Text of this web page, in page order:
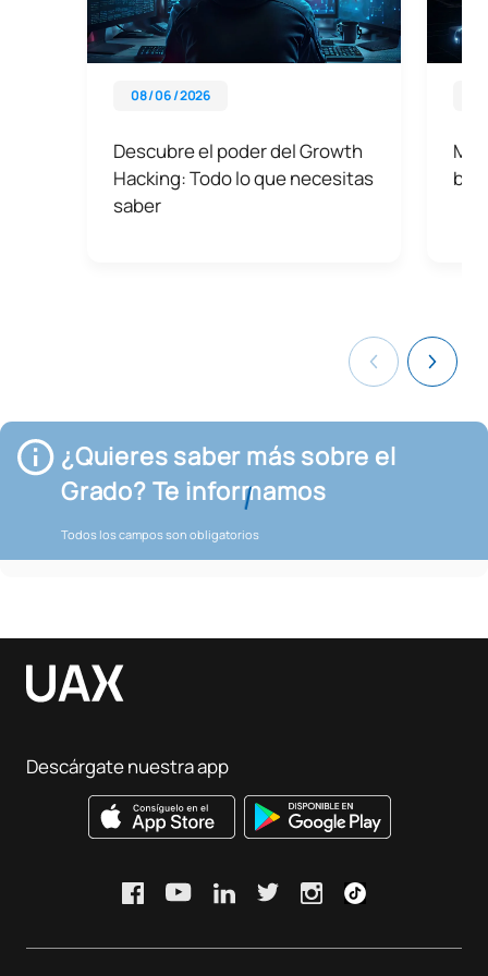
08 / 06 / 2026
Descubre el poder del Growth
Hacking: Todo lo que necesitas
saber
¿Quieres saber más sobre el
Grado? Te informamos
Todos los campos son obligatorios
Descárgate nuestra app